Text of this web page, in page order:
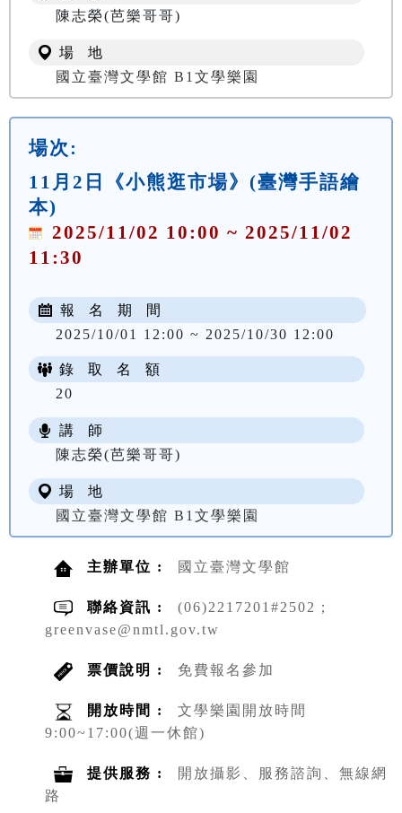
陳志榮(芭樂哥哥)
場 地
國立臺灣文學館 B1文學樂園
場次:
11月2日《小熊逛市場》(臺灣手語繪
本)
2025/11/02 10:00 ~ 2025/11/02
11:30
報 名 期 間
2025/10/01 12:00 ~ 2025/10/30 12:00
錄 取 名 額
20
講 師
陳志榮(芭樂哥哥)
場 地
國立臺灣文學館 B1文學樂園
主辦單位 : 國立臺灣文學館
聯絡資訊 :
(06)2217201#2502；
greenvase@nmtl.gov.tw
票價說明 : 免費報名參加
開放時間 :
文學樂園開放時間
9:00~17:00(週一休館)
提供服務 :
開放攝影、服務諮詢、無線網
路